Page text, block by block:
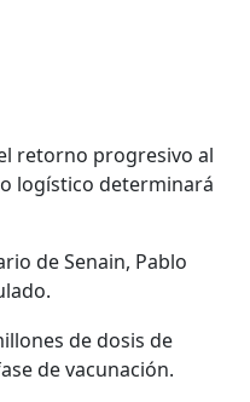
retorno progresivo al
logístico determinará
de Senain, Pablo
de dosis de
de vacunación.